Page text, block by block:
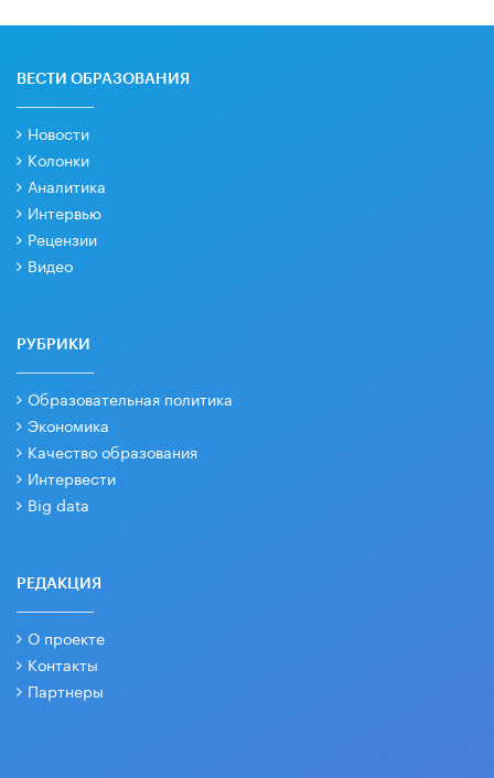
ВЕСТИ ОБРАЗОВАНИЯ
Новости
Колонки
Аналитика
Интервью
Рецензии
Видео
РУБРИКИ
Образовательная политика
Экономика
Качество образования
Интервести
Big data
РЕДАКЦИЯ
О проекте
Контакты
Партнеры